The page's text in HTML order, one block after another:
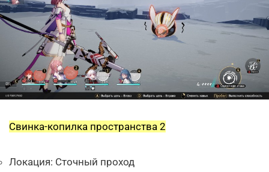
Свинка-копилка пространства 2
Локация: Сточный проход